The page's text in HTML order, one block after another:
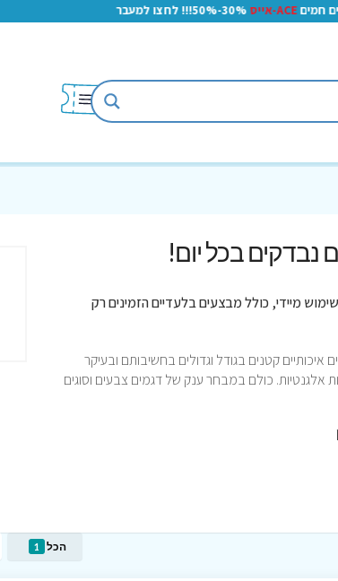
ACE-אייס 30%-50%!!! לחצו למעבר
נבדקים בכל יום!
מיידי, כולל מבצעים בלעדיים הזמינים רק
קטנים בגודל וגדולים בחשיבותם ובעיקר
אלגנטיות. כולם במבחר ענק של דגמים צבעים וסוגים
הכל 1